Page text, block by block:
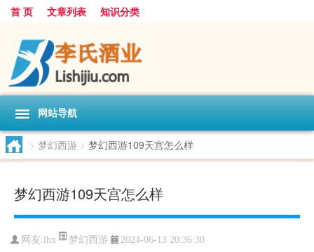
首 页 文章列表 知识分类
网站导航
> 梦幻西游 > 梦幻西游109天宫怎么样
梦幻西游109天宫怎么样
网友:lhx 梦幻西游 2024-06-13 20:36:30